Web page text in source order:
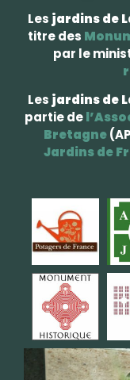
Les jardins de
titre des
par le
Les jardins de
partie de
Bretagne
Jardins de